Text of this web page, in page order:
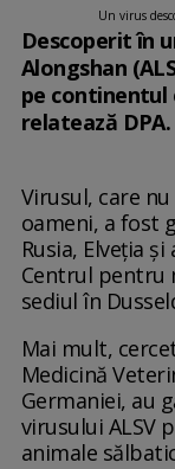
Un virus
Descoperit în
Alongshan
pe continentul
relatează DPA.
Virusul, care
oameni, a fost
Rusia, Elveţia
Centrul pentru
sediul în
Mai mult,
Medicină
Germaniei, au
virusului ALSV
animale